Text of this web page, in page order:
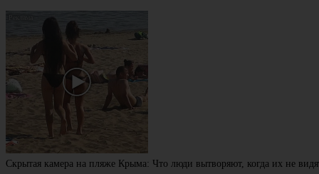
Скрытая камера на пляже Крыма: Что люди вытворяют, когда их не